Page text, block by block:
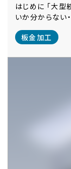
はじめに 「大型
いか分からない
板金加工